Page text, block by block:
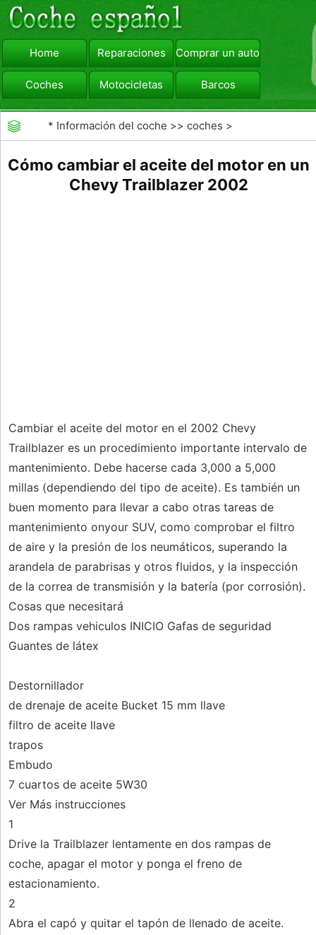
Home Reparaciones Comprar un automóvil
Coches Motocicletas Barcos
viajar Camiones
* Información del coche >>coches >
coches General
Cómo cambiar el aceite del motor en un
Chevy Trailblazer 2002
Cambiar el aceite del motor en el 2002 Chevy
Trailblazer es un procedimiento importante intervalo de
mantenimiento. Debe hacerse cada 3,000 a 5,000
millas (dependiendo del tipo de aceite). Es también un
buen momento para llevar a cabo otras tareas de
mantenimiento onyour SUV, como comprobar el filtro
de aire y la presión de los neumáticos, superando la
arandela de parabrisas y otros fluidos, y la inspección
de la correa de transmisión y la batería (por corrosión).
Cosas que necesitará
Dos rampas vehiculos INICIO Gafas de seguridad
Guantes de látex
Destornillador
de drenaje de aceite Bucket 15 mm llave
filtro de aceite llave
trapos
Embudo
7 cuartos de aceite 5W30
Ver Más instrucciones
1
Drive la Trailblazer lentamente en dos rampas de
coche, apagar el motor y ponga el freno de
estacionamiento.
2
Abra el capó y quitar el tapón de llenado de aceite.